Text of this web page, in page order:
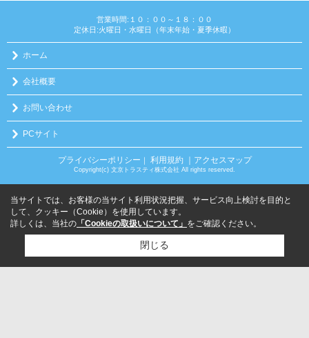
営業時間:１０：００～１８：００
定休日:火曜日・水曜日（年末年始・夏季休暇）
ホーム
会社概要
お問い合わせ
PCサイト
プライバシーポリシー 利用規約 ｜アクセスマップ
Copyright(c) 文京トラスティ株式会社 All rights reserved.
当サイトでは、お客様の当サイト利用状況把握、サービス向上検討を目的と
して、クッキー（Cookie）を使用しています。
詳しくは、当社の 「Cookieの取扱いについて」 をご確認ください。
閉じる